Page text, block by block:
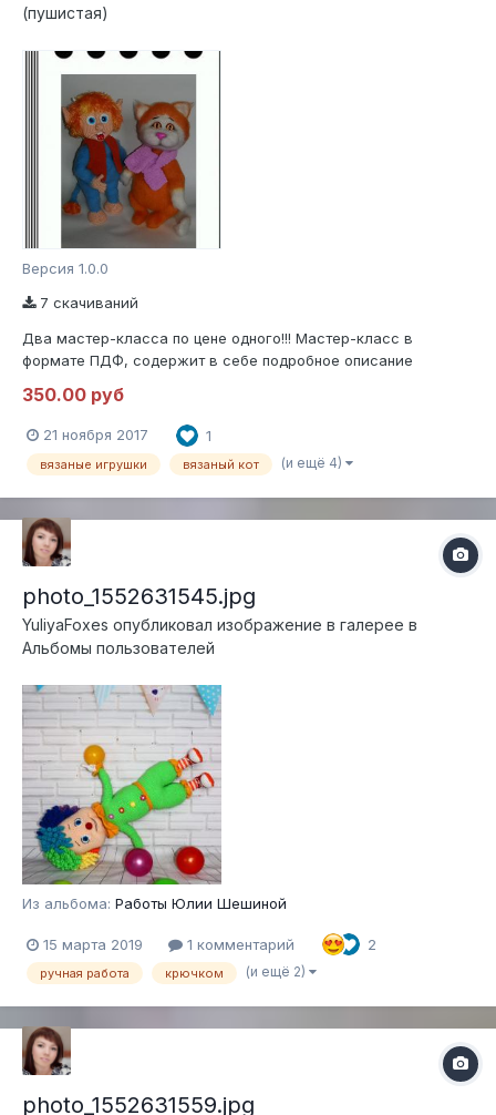
(пушистая)
Версия 1.0.0
7 скачиваний
Два мастер-класса по цене одного!!! Мастер-класс в
формате ПДФ, содержит в себе подробное описание
Игрушки вяжутся крючком, у бесенка ножки и туловище
вяжутся одной деталью, руки на пластиковых суставах,
голова пришивается. У кота, все конечности...
350.00 руб
21 ноября 2017 1
вязаные игрушки вязаный кот (и ещё 4)
photo_1552631545.jpg
YuliyaFoxes опубликовал изображение в галерее в
Альбомы пользователей
Из альбома: Работы Юлии Шешиной
15 марта 2019 1 комментарий 2
ручная работа крючком (и ещё 2)
photo_1552631559.jpg